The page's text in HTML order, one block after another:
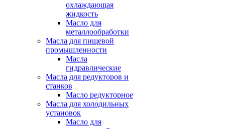
охлаждающая
жидкость
Масло для
металлообработки
Масла для пищевой
промышленности
Масла
гидравлические
Масла для редукторов и
станков
Масло редукторное
Масла для холодильных
установок
Масло для